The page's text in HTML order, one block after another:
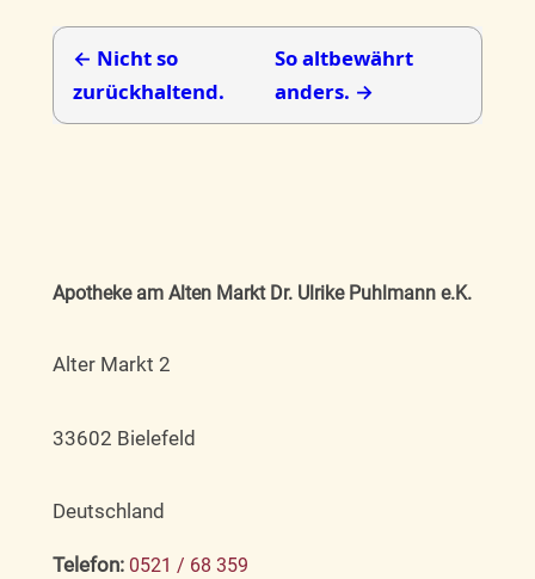
← Nicht so
zurückhaltend.
So altbewährt
anders. →
Apotheke am Alten Markt Dr. Ulrike Puhlmann e.K.
Alter Markt 2
33602 Bielefeld
Deutschland
Telefon: 0521 / 68 359